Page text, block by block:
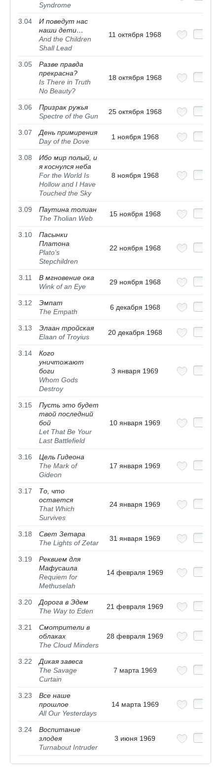
Syndrome
3.04
И поведут нас
наши дети…
And the Children
Shall Lead
11 октября 1968
3.05
Разве правда
прекрасна?
Is There in Truth
No Beauty?
18 октября 1968
3.06
Призрак ружья
Spectre of the Gun
25 октября 1968
3.07
День примирения
Day of the Dove
1 ноября 1968
3.08
Ибо мир полый, и
я коснулся неба
For the World Is
Hollow and I Have
Touched the Sky
8 ноября 1968
3.09
Паутина толиан
The Tholian Web
15 ноября 1968
3.10
Пасынки
Платона
Plato's
Stepchildren
22 ноября 1968
3.11
В мгновение ока
Wink of an Eye
29 ноября 1968
3.12
Эмпат
The Empath
6 декабря 1968
3.13
Элаан тройская
Elaan of Troyius
20 декабря 1968
3.14
Кого
уничтожают
боги
Whom Gods
Destroy
3 января 1969
3.15
Пусть это будет
твой последний
бой
Let That Be Your
Last Battlefield
10 января 1969
3.16
Цель Гидеона
The Mark of
Gideon
17 января 1969
3.17
То, что
остается
That Which
Survives
24 января 1969
3.18
Свет Зетара
The Lights of Zetar
31 января 1969
3.19
Реквием для
Мафусаила
Requiem for
Methuselah
14 февраля 1969
3.20
Дорога в Эдем
The Way to Eden
21 февраля 1969
3.21
Смотрители в
облаках
The Cloud Minders
28 февраля 1969
3.22
Дикая завеса
The Savage
Curtain
7 марта 1969
3.23
Все наше
прошлое
All Our Yesterdays
14 марта 1969
3.24
Воспитание
злодея
Turnabout Intruder
3 июня 1969